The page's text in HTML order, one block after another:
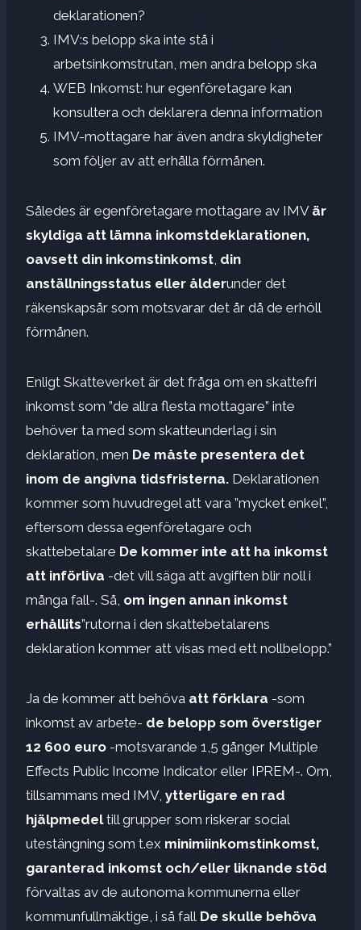
deklarationen?
IMV:s belopp ska inte stå i
arbetsinkomstrutan, men andra belopp ska
WEB Inkomst: hur egenföretagare kan
konsultera och deklarera denna information
IMV-mottagare har även andra skyldigheter
som följer av att erhålla förmånen.
Således är egenföretagare mottagare av IMV är
skyldiga att lämna inkomstdeklarationen,
oavsett din inkomstinkomst din
anställningsstatus eller ålderunder det
räkenskapsår som motsvarar det år då de erhöll
förmånen.
Enligt Skatteverket är det fråga om en skattefri
inkomst som ”de allra flesta mottagare” inte
behöver ta med som skatteunderlag i sin
deklaration, men De måste presentera det
inom de angivna tidsfristerna. Deklarationen
kommer som huvudregel att vara ”mycket enkel”,
eftersom dessa egenföretagare och
skattebetalare De kommer inte att ha inkomst
att införliva -det vill säga att avgiften blir noll i
många fall-. Så, om ingen annan inkomst
erhållits”rutorna i den skattebetalarens
deklaration kommer att visas med ett nollbelopp.”
Ja de kommer att behöva att förklara -som
inkomst av arbete- de belopp som överstiger
12 600 euro -motsvarande 1,5 gånger Multiple
Effects Public Income Indicator eller IPREM-. Om,
tillsammans med IMV, ytterligare en rad
hjälpmedeltill grupper som riskerar social
utestängning som t.ex minimiinkomstinkomst,
garanterad inkomst och/eller liknande stöd
förvaltas av de autonoma kommunerna eller
kommunfullmäktige, i så fall De skulle behöva